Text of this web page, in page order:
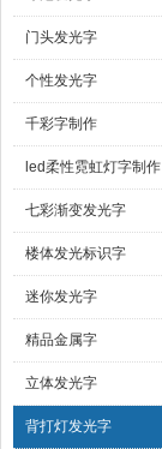
门头发光字
个性发光字
千彩字制作
led柔性霓虹灯字制作
七彩渐变发光字
楼体发光标识字
迷你发光字
精品金属字
立体发光字
背打灯发光字